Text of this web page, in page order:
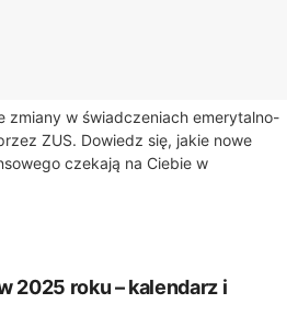
zmiany w świadczeniach emerytalno-
ZUS. Dowiedz się, jakie nowe
czekają na Ciebie w
korzystne rozwiązania dla
2025 roku – kalendarz i